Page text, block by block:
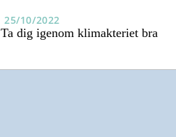
25/10/2022
Ta dig igenom klimakteriet bra